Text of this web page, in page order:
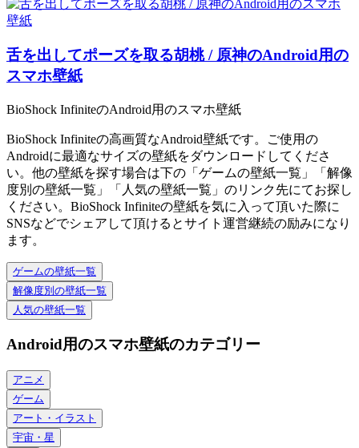
舌を出してポーズを取る胡桃 / 原神のAndroid用の
スマホ壁紙
BioShock InfiniteのAndroid用のスマホ壁紙
BioShock Infiniteの高画質なAndroid壁紙です。ご使用の
Androidに最適なサイズの壁紙をダウンロードしてくださ
い。他の壁紙を探す場合は下の「ゲームの壁紙一覧」「解像
度別の壁紙一覧」「人気の壁紙一覧」のリンク先にてお探し
ください。BioShock Infiniteの壁紙を気に入って頂いた際に
SNSなどでシェアして頂けるとサイト運営継続の励みになり
ます。
ゲームの壁紙一覧
解像度別の壁紙一覧
人気の壁紙一覧
Android用のスマホ壁紙のカテゴリー
アニメ
ゲーム
アート・イラスト
宇宙・星